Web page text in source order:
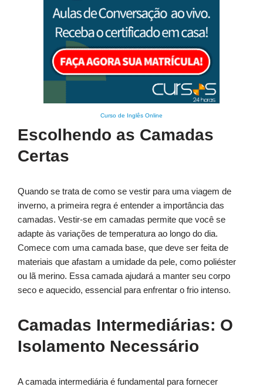
Curso de Inglês Online
Escolhendo as Camadas
Certas
Quando se trata de como se vestir para uma viagem de
inverno, a primeira regra é entender a importância das
camadas. Vestir-se em camadas permite que você se
adapte às variações de temperatura ao longo do dia.
Comece com uma camada base, que deve ser feita de
materiais que afastam a umidade da pele, como poliéster
ou lã merino. Essa camada ajudará a manter seu corpo
seco e aquecido, essencial para enfrentar o frio intenso.
Camadas Intermediárias: O
Isolamento Necessário
A camada intermediária é fundamental para fornecer